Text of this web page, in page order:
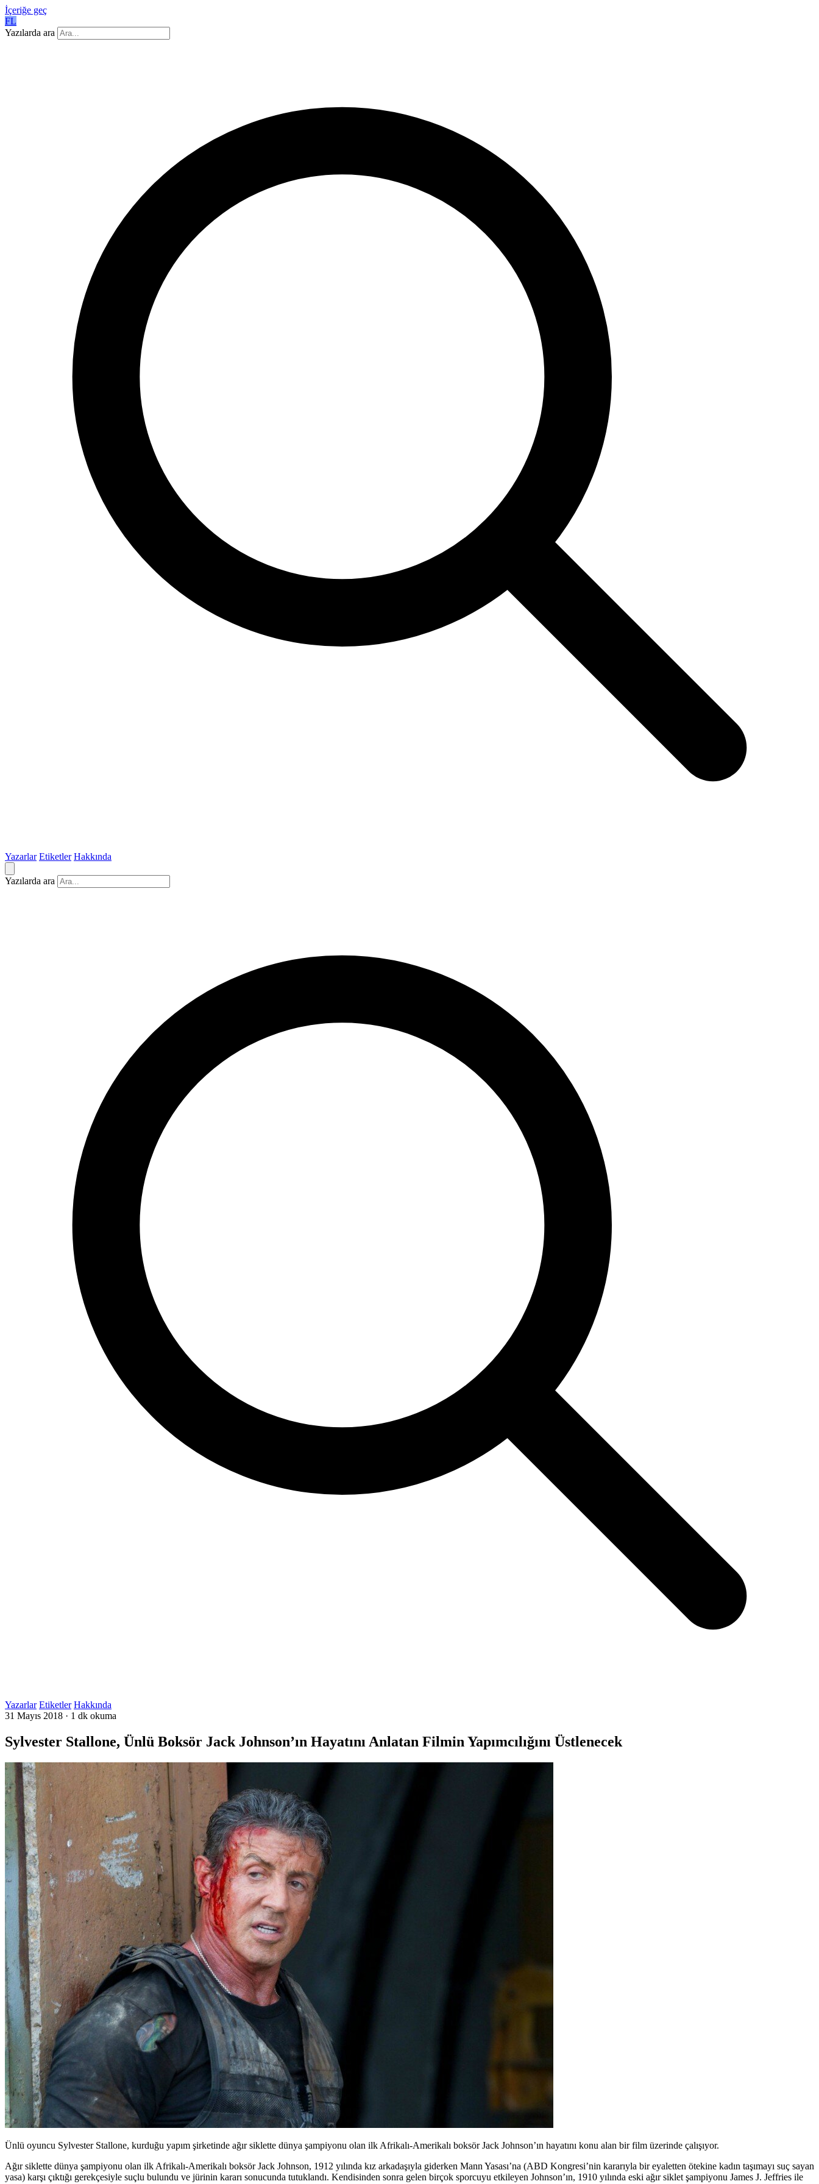
İçeriğe geç
FL
Yazılarda ara
Yazarlar Etiketler Hakkında
Yazılarda ara
Yazarlar Etiketler Hakkında
31 Mayıs 2018 · 1 dk okuma
Sylvester Stallone, Ünlü Boksör Jack Johnson’ın Hayatını Anlatan Filmin Yapımcılığını Üstlenecek
Ünlü oyuncu Sylvester Stallone, kurduğu yapım şirketinde ağır siklette dünya şampiyonu olan ilk Afrikalı-Amerikalı boksör Jack Johnson’ın hayatını konu alan bir film üzerinde çalışıyor.
Ağır siklette dünya şampiyonu olan ilk Afrikalı-Amerikalı boksörJack Johnson, 1912 yılında kız arkadaşıyla giderken Mann Yasası’na (ABD Kongresi’nin kararıyla bir eyaletten ötekine kadın taşımayı suç sayan
yasa) karşı çıktığı gerekçesiyle suçlu bulundu ve jürinin kararı sonucunda tutuklandı. Kendisinden sonra gelen birçok sporcuyu etkileyen Johnson’ın, 1910 yılında eski ağır siklet şampiyonu James J. Jeffries ile